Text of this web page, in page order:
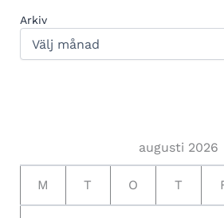
Arkiv
augusti 2026
M T O T